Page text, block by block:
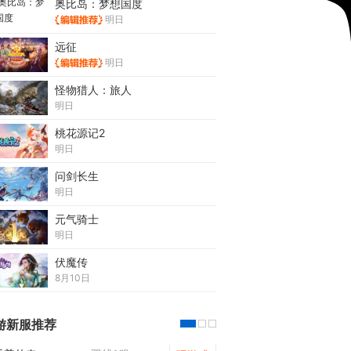
奥比岛：梦想国度
明日
远征
明日
怪物猎人：旅人
明日
桃花源记2
明日
问剑长生
明日
元气骑士
明日
伏魔传
8月10日
新服推荐